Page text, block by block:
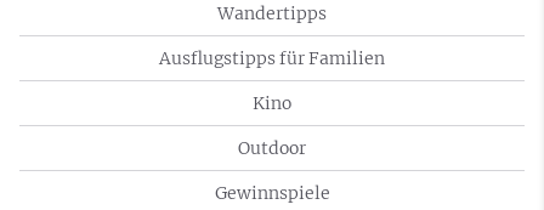
Wandertipps
Ausflugstipps für Familien
Kino
Outdoor
Gewinnspiele